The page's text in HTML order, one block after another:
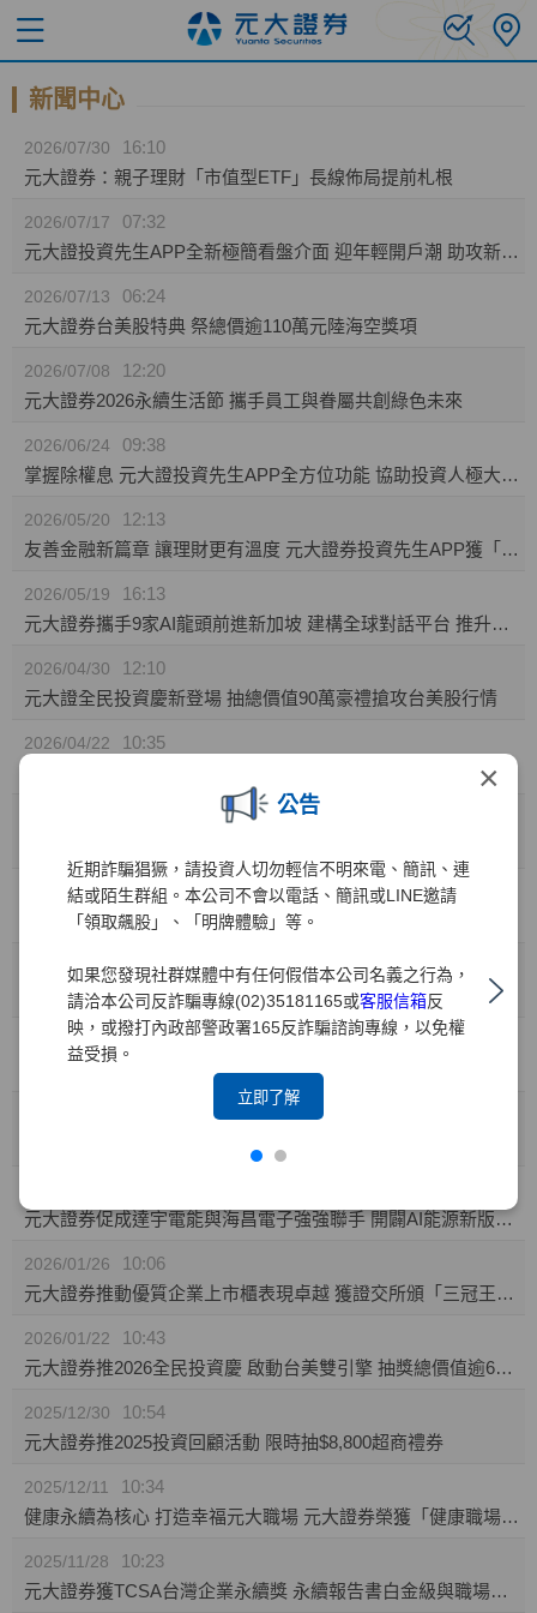
×
公告
近期詐騙猖獗，請投資人切勿輕信不明來電、簡訊、連
結或陌生群組。本公司不會以電話、簡訊或LINE邀請
「領取飆股」、「明牌體驗」等。
如果您發現社群媒體中有任何假借本公司名義之行為，
請洽本公司反詐騙專線(02)35181165或客服信箱反
映，或撥打內政部警政署165反詐騙諮詢專線，以免權
益受損。
立即了解
新聞中心
2026/07/30
16:10
元大證券：親子理財「市值型ETF」長線佈局提前札根
2026/07/17
07:32
元大證投資先生APP全新極簡看盤介面 迎年輕開戶潮 助攻新生代投資人效率布局
2026/07/13
06:24
元大證券台美股特典 祭總價逾110萬元陸海空獎項
2026/07/08
12:20
元大證券2026永續生活節 攜手員工與眷屬共創綠色未來
2026/06/24
09:38
掌握除權息 元大證投資先生APP全方位功能 協助投資人極大化資產效益
2026/05/20
12:13
友善金融新篇章 讓理財更有溫度 元大證券投資先生APP獲「無障礙認證」
2026/05/19
16:13
元大證券攜手9家AI龍頭前進新加坡 建構全球對話平台 推升台灣AI價值鏈國際能見度
2026/04/30
12:10
元大證全民投資慶新登場 抽總價值90萬豪禮搶攻台美股行情
2026/04/22
10:35
2026/03/31
10:41
2026/03/27
10:41
金融科技與服務雙引擎 元大證券勇奪財訊六大獎、締造十一連霸
2026/03/02
15:15
元大權證開春好禮 月月抽88,000元禮券
元大證券促成達宇電能與海昌電子強強聯手 開闢AI能源新版圖 推動永續經營與傳承
2026/01/26
10:06
元大證券推動優質企業上市櫃表現卓越 獲證交所頒「三冠王」及櫃買中心肯定
2026/01/22
10:43
元大證券推2026全民投資慶 啟動台美雙引擎 抽獎總價值逾60萬
2025/12/30
10:54
元大證券推2025投資回顧活動 限時抽$8,800超商禮券
2025/12/11
10:34
健康永續為核心 打造幸福元大職場 元大證券榮獲「健康職場標竿獎」銅獎
2025/11/28
10:23
元大證券獲TCSA台灣企業永續獎 永續報告書白金級與職場福祉領袖獎雙項肯定